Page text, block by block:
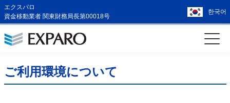
エクスパロ
資金移動業者 関東財務局長第00018号
한국어
ご利用環境について